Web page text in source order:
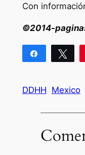
Con
©2014-
Compartir
DDHH Mexico